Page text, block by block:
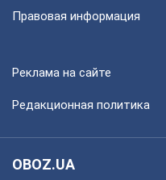
Правовая информация
Реклама на сайте
Редакционная политика
OBOZ.UA